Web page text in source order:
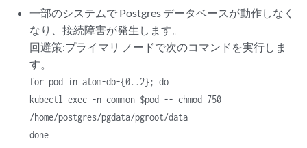
一部のシステムで Postgres データベースが動作しなく
なり、接続障害が発生します。
回避策:プライマリ ノードで次のコマンドを実行しま
す。
for pod in atom-db-{0..2}; do
kubectl exec -n common $pod -- chmod 750
/home/postgres/pgdata/pgroot/data
done